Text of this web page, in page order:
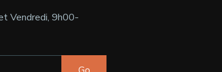
Vendredi, 9h00-